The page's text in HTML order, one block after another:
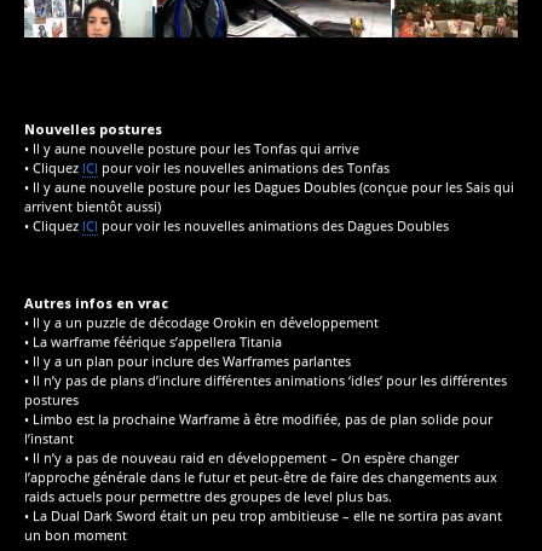
Nouvelles postures
• Il y aune nouvelle posture pour les Tonfas qui arrive
• Cliquez ICI pour voir les nouvelles animations des Tonfas
• Il y aune nouvelle posture pour les Dagues Doubles (conçue pour les Sais qui
arrivent bientôt aussi)
• Cliquez ICI pour voir les nouvelles animations des Dagues Doubles
Autres infos en vrac
• Il y a un puzzle de décodage Orokin en développement
• La warframe féérique s’appellera Titania
• Il y a un plan pour inclure des Warframes parlantes
• Il n’y pas de plans d’inclure différentes animations ‘idles’ pour les différentes
postures
• Limbo est la prochaine Warframe à être modifiée, pas de plan solide pour
l’instant
• Il n’y a pas de nouveau raid en développement – On espère changer
l’approche générale dans le futur et peut-être de faire des changements aux
raids actuels pour permettre des groupes de level plus bas.
• La Dual Dark Sword était un peu trop ambitieuse – elle ne sortira pas avant
un bon moment